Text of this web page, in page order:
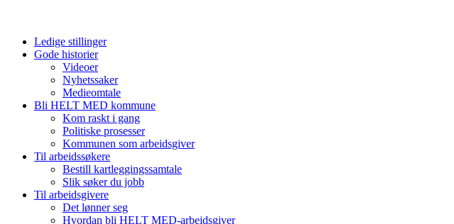
Ledige stillinger
Gode historier
Videoer
Nyhetssaker
Medieomtale
Bli HELT MED kommune
Kom raskt i gang
Politiske prosesser
Kommunen som arbeidsgiver
Til arbeidssøkere
Bestill kartleggingssamtale
Slik søker du jobb
Til arbeidsgivere
Det lønner seg
Hvordan bli HELT MED-arbeidsgiver